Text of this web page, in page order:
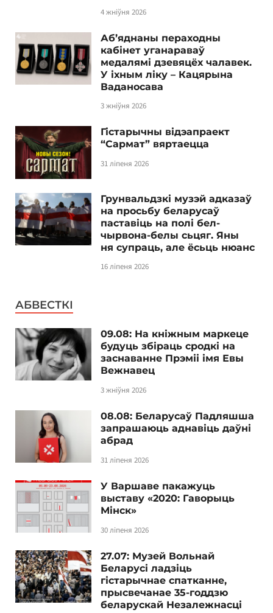
4 жніўня 2026
Аб’яднаны пераходны
кабінет уганараваў
медалямі дзевяцёх чалавек.
У іхным ліку – Кацярына
Ваданосава
3 жніўня 2026
Гістарычны відэапраект
“Сармат” вяртаецца
31 ліпеня 2026
Грунвальдзкі музэй адказаў
на просьбу беларусаў
паставіць на полі бел-
чырвона-белы сьцяг. Яны
ня супраць, але ёсьць нюанс
16 ліпеня 2026
АБВЕСТКІ
09.08: На кніжным маркеце
будуць збіраць сродкі на
заснаванне Прэміі імя Евы
Вежнавец
3 жніўня 2026
08.08: Беларусаў Падляшша
запрашаюць аднавіць даўні
абрад
31 ліпеня 2026
У Варшаве пакажуць
выставу «2020: Гаворыць
Мінск»
30 ліпеня 2026
27.07: Музей Вольнай
Беларусі ладзіць
гістарычнае спатканне,
прысвечанае 35-годдзю
беларускай Незалежнасці